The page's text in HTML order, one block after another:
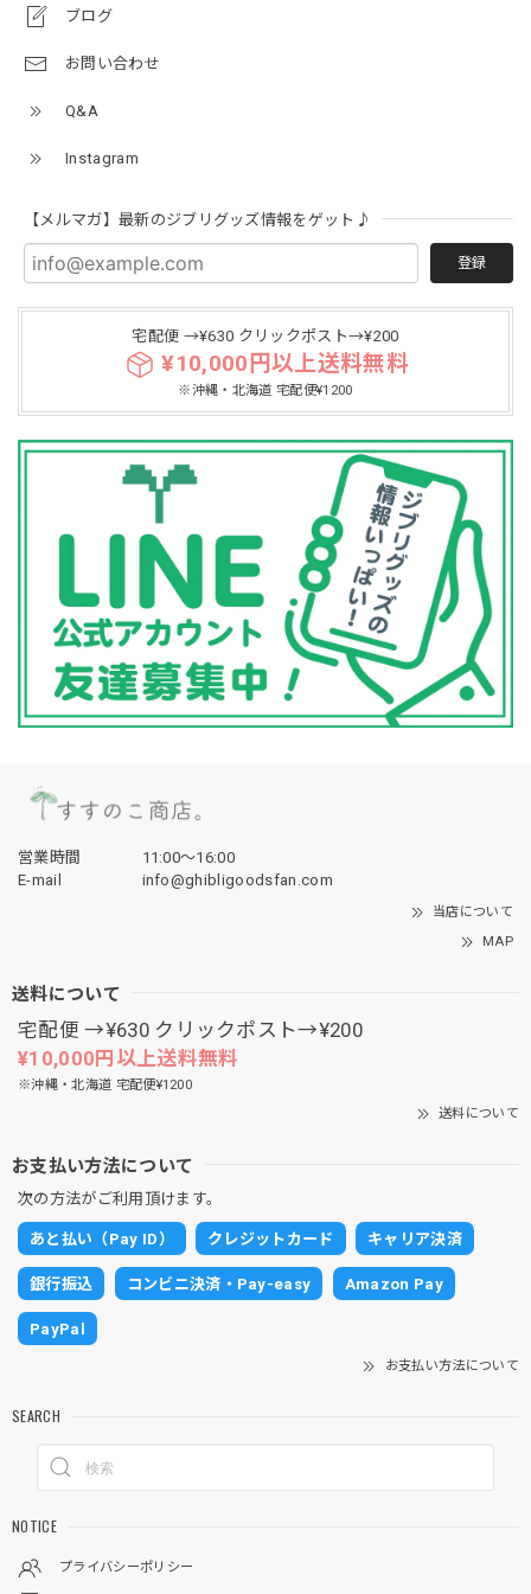
ブログ
お問い合わせ
Q&A
Instagram
【メルマガ】最新のジブリグッズ情報をゲット♪
登録
宅配便 →¥630 クリックポスト→¥200
¥10,000円以上送料無料
※沖縄・北海道 宅配便¥1200
営業時間
11:00〜16:00
E-mail
info@ghibligoodsfan.com
当店について
MAP
送料について
宅配便 →¥630 クリックポスト→¥200
¥10,000円以上送料無料
※沖縄・北海道 宅配便¥1200
送料について
お支払い方法について
次の方法がご利用頂けます。
あと払い（Pay ID） クレジットカード キャリア決済
銀行振込 コンビニ決済・Pay-easy Amazon Pay
PayPal
お支払い方法について
SEARCH
NOTICE
プライバシーポリシー